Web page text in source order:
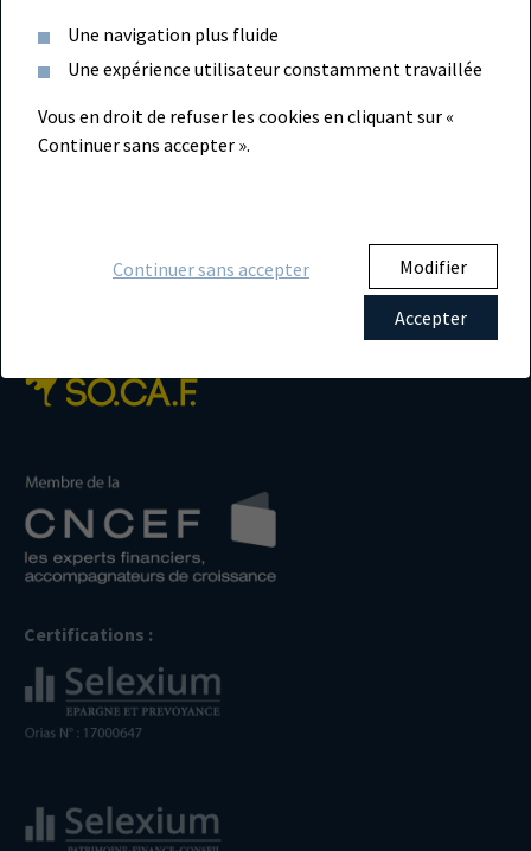
Suivez‑nous
Nous contacter
Certifications :
Une navigation plus fluide
Une expérience utilisateur constamment travaillée
Vous en droit de refuser les cookies en cliquant sur «
Continuer sans accepter ».
Continuer sans accepter Modifier
Accepter